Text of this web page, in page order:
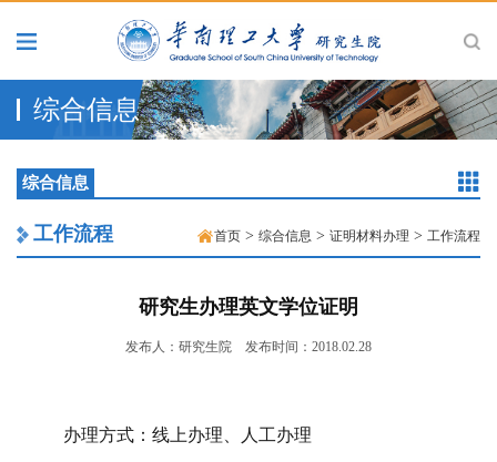
综合信息
综合信息
工作流程 首页 > 综合信息 > 证明材料办理 > 工作流程
研究生办理英文学位证明
发布人：研究生院 发布时间：2018.02.28
办理方式：线上办理、人工办理